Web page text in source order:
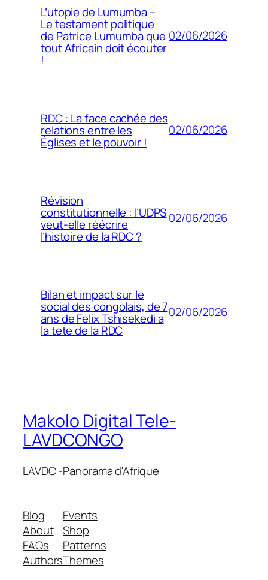
L’utopie de Lumumba –
Le testament politique
de Patrice Lumumba que
tout Africain doit écouter
!
02/06/2026
RDC : La face cachée des
relations entre les
Églises et le pouvoir !
02/06/2026
Révision
constitutionnelle : l’UDPS
veut-elle réécrire
l’histoire de la RDC ?
02/06/2026
Bilan et impact sur le
social des congolais, de 7
ans de Felix Tshisekedi a
la tete de la RDC
02/06/2026
Makolo Digital Tele-
LAVDCONGO
LAVDC -Panorama d'Afrique
Blog
About
FAQs
Authors
Events
Shop
Patterns
Themes